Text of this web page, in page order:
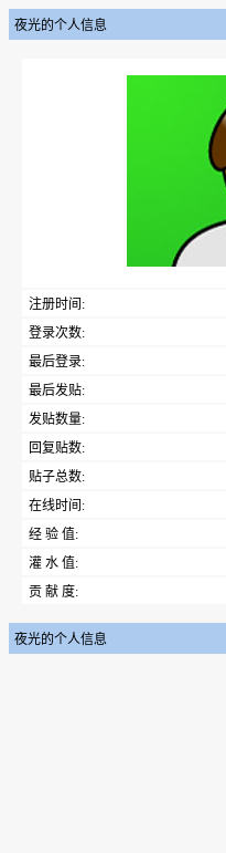
夜光的个人信息
注册时间:
登录次数:
最后登录:
最后发贴:
发贴数量:
回复贴数:
贴子总数:
在线时间:
经 验 值:
灌 水 值:
贡 献 度:
夜光的个人信息